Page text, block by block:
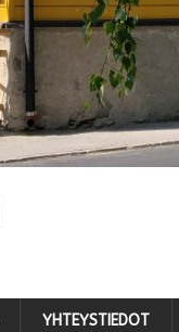
YHTEYSTIEDOT